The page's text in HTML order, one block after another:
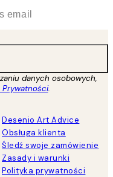
danych osobowych,
.
Desenio Art Advice
Obsługa klienta
Śledź swoje zamówienie
Zasady i warunki
Polityka prywatności